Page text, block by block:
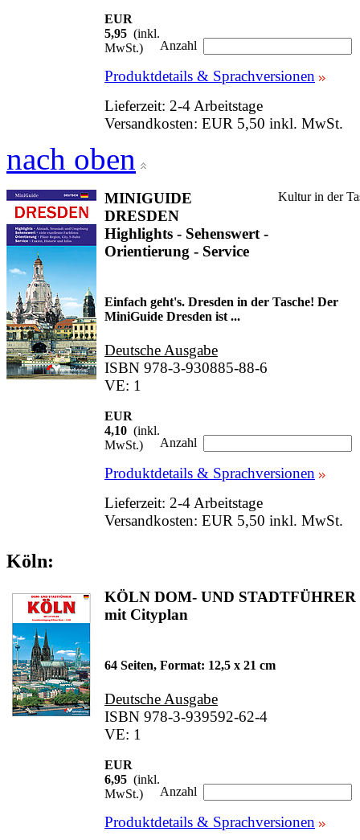
EUR
5,95 (inkl.
MwSt.)
Anzahl
Produktdetails & Sprachversionen
Lieferzeit: 2-4 Arbeitstage
Versandkosten: EUR 5,50 inkl. MwSt.
nach oben
MINIGUIDE
DRESDEN
Highlights - Sehenswert -
Orientierung - Service
Kultur in der
Einfach geht's. Dresden in der Tasche! Der
MiniGuide Dresden ist ...
Deutsche Ausgabe
ISBN 978-3-930885-88-6
VE: 1
EUR
4,10 (inkl.
MwSt.)
Anzahl
Produktdetails & Sprachversionen
Lieferzeit: 2-4 Arbeitstage
Versandkosten: EUR 5,50 inkl. MwSt.
Köln:
KÖLN DOM- UND STADTFÜHRER
mit Cityplan
64 Seiten, Format: 12,5 x 21 cm
Deutsche Ausgabe
ISBN 978-3-939592-62-4
VE: 1
EUR
6,95 (inkl.
MwSt.)
Anzahl
Produktdetails & Sprachversionen